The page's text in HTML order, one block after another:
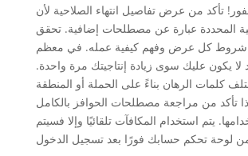
تأكد من عرض تفاصيل انتهاء الصلاحية لأن
المحددة عبارة عن مصطلحات إضافية. تحقق
شروط كل عرض وفهم كيفية عمله. في معظم
لا يكون عليك سوى زيادة إنتاجيتك مرة واحدة.
كلمات الرهان بناءً على الحملة أو المنطقة
تأكد من مراجعة مصطلحات الحوافز بالكامل
يتم استخدام المكافآت تلقائيًا وإلا فسيتم